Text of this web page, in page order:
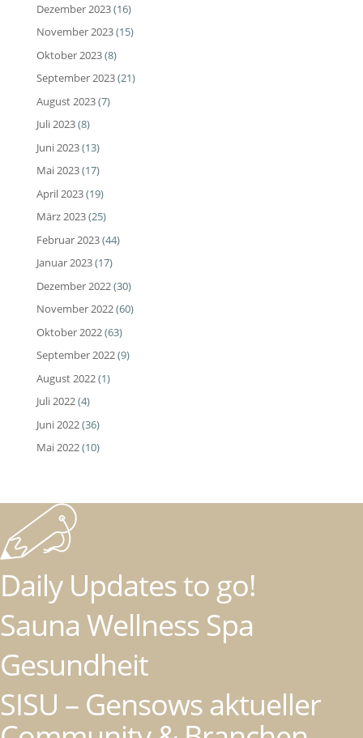
Dezember 2023(16)
November 2023(15)
Oktober 2023(8)
September 2023(21)
August 2023(7)
Juli 2023(8)
Juni 2023(13)
Mai 2023(17)
April 2023(19)
März 2023(25)
Februar 2023(44)
Januar 2023(17)
Dezember 2022(30)
November 2022(60)
Oktober 2022(63)
September 2022(9)
August 2022(1)
Juli 2022(4)
Juni 2022(36)
Mai 2022(10)
Daily Updates to go!
Sauna Wellness Spa
Gesundheit
SISU – Gensows aktueller